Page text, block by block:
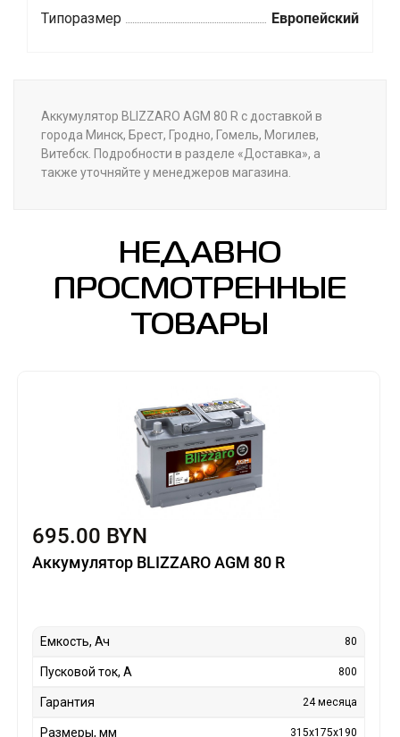
Типоразмер
Европейский
Аккумулятор BLIZZARO AGM 80 R с доставкой в
города Минск, Брест, Гродно, Гомель, Могилев,
Витебск. Подробности в разделе «Доставка», а
также уточняйте у менеджеров магазина.
НЕДАВНО
ПРОСМОТРЕННЫЕ
ТОВАРЫ
695.00 BYN
Аккумулятор BLIZZARO AGM 80 R
Емкость, Ач 80
Пусковой ток, А 800
Гарантия 24 месяца
Размеры, мм 315x175x190